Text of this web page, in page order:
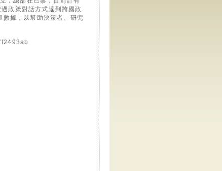
政策對話方式達到跨國政
據，以幫助決策者、研究